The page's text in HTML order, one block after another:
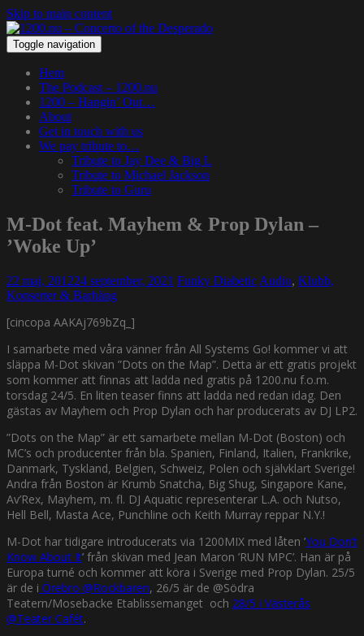
Skip to main content
Toggle navigation
Hem
The Podcast – 1200.nu
1200 – Hangin’ Out…
About
Get in touch with us
We pay tribute to…
Tribute to Jay Dee & Big L
Tribute to Michael Jackson
Tribute to Guru
M-Dot feat. Mayhem & Prop Dylan –
’Woke Up’
22 maj, 201224 september, 2021 Funky Diabetic Audio, Klubb,
Konserter & Barhäng
[cincopa AAKAj769bZq_]
I samarbete med våra vänner från All Systems Go! kommer vi att
släppa M-Dot skivan ”Dots on the Map”. Detta är ett gratis projekt
som kommer att finnas att ladda ned gratis på 1200.nu f.o.m.
torsdag 24/5. En liten teaser finns att ladda ned redan idag. Den
gästas av Mayhem och Prop Dylan och har producerats av DJ LP2.
”Dots on the Map” är ett samarbete mellan M-Dot (Boston) och
MC’s och producenter från bla. Spanien, Finland, Italien, Frankrike,
Danmark, Tyskland, Belgien, Schweiz, Polen och självklart Sverige!
Andra från Boston är Krumb Snatcha, Big Shug, Singapore Kane,
Av’Rex, Mayhem, m. fl. DJ Aquatic representerar L.A. och Nutso,
Hell Bell, Masta Ace, Punchline och Keith Murray reppar N.Y.!
M-Dot har tidigare introducerats via 1200MIX med låten ’You Don’t
Know About It’ från skivan med Jean Maron ’RUN MPC’. Han är på
Europa turné och kommer att köra i Sverige med Prop Dylan. 25/5
är de i Örebro @Rockbaren, 26/5 är de @Södra
Teatern/Mosebacke Etablissemanget och 28/5 i Västerås
@Teater Cafét.